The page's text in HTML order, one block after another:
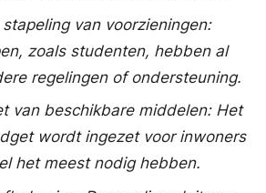
stapeling van voorzieningen:
zoals studenten, hebben al
regelingen of ondersteuning.
van beschikbare middelen: Het
wordt ingezet voor inwoners
het meest nodig hebben.